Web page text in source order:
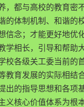
，都与高校的教育
的体制机制、和谐
信念；才能更好地
学相长，引导和帮
校各级关工委当前
教育发展的实际相
出的指导思想和各
义核心价值体系为